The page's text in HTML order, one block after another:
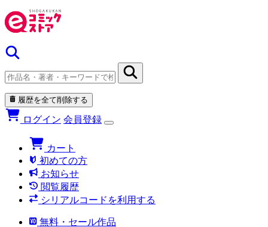
履歴を全て削除する
ログイン 会員登録
カート
初めての方
お知らせ
閲覧履歴
シリアルコードを利用する
無料・セール作品